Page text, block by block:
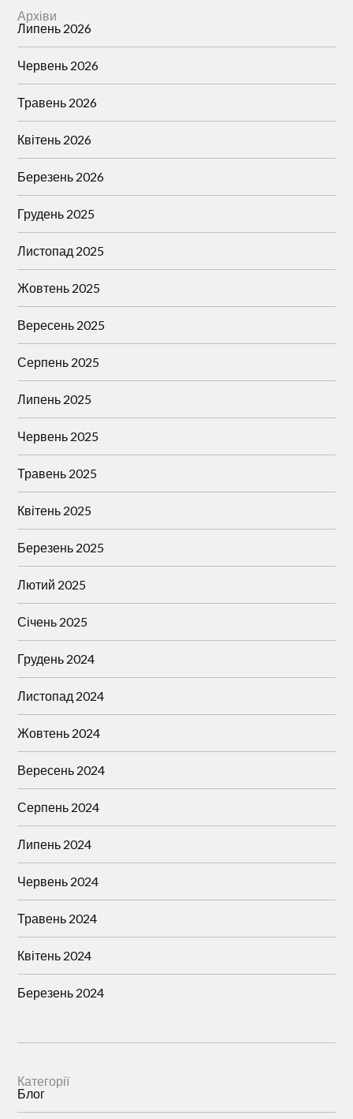
Архіви
Липень 2026
Червень 2026
Травень 2026
Квітень 2026
Березень 2026
Грудень 2025
Листопад 2025
Жовтень 2025
Вересень 2025
Серпень 2025
Липень 2025
Червень 2025
Травень 2025
Квітень 2025
Березень 2025
Лютий 2025
Січень 2025
Грудень 2024
Листопад 2024
Жовтень 2024
Вересень 2024
Серпень 2024
Липень 2024
Червень 2024
Травень 2024
Квітень 2024
Березень 2024
Категорії
Блог